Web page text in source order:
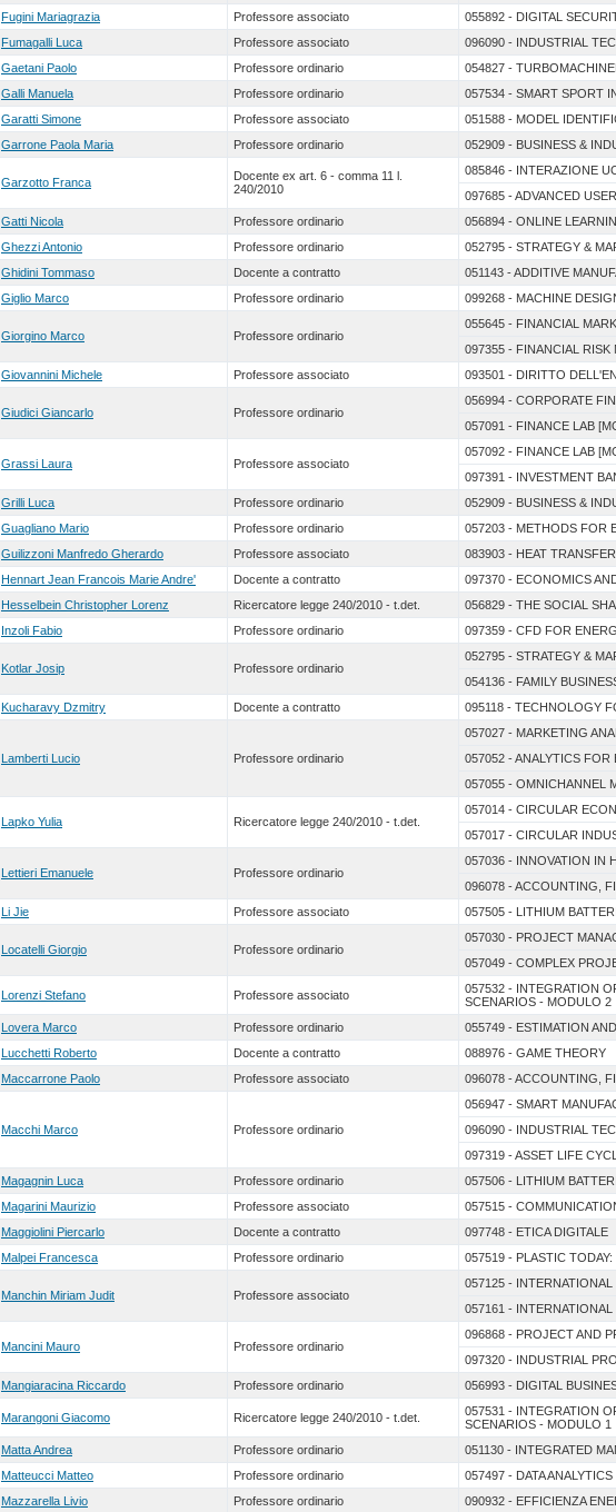
Fugini Mariagrazia
Professore associato 055892 - DIGITAL
Fumagalli Luca
Professore associato 096090 - INDUSTRIAL
Gaetani Paolo
Professore ordinario 054827 -
Galli Manuela
Professore ordinario 057534 - SMART SPORT
Garatti Simone
Professore associato 051588 - MODEL
Garrone Paola Maria
Professore ordinario 052909 - BUSINESS &
Garzotto Franca
Docente ex art. 6 - comma 11 l.
240/2010
085846 - INTERAZIONE
097685 - ADVANCED
Gatti Nicola
Professore ordinario 056894 - ONLINE
Ghezzi Antonio
Professore ordinario 052795 - STRATEGY &
Ghidini Tommaso
Docente a contratto 051143 - ADDITIVE
Giglio Marco
Professore ordinario 099268 - MACHINE
Giorgino Marco Professore ordinario
055645 - FINANCIAL
097355 - FINANCIAL RISK
Giovannini Michele
Professore associato 093501 - DIRITTO
Giudici Giancarlo Professore ordinario
056994 - CORPORATE
057091 - FINANCE LAB
Grassi Laura Professore associato
057092 - FINANCE LAB
097391 - INVESTMENT
Grilli Luca
Professore ordinario 052909 - BUSINESS &
Guagliano Mario
Professore ordinario 057203 - METHODS FOR
Guilizzoni Manfredo Gherardo
Professore associato 083903 - HEAT
Hennart Jean Francois Marie Andre'
Docente a contratto 097370 - ECONOMICS
Hesselbein Christopher Lorenz
Ricercatore legge 240/2010 - t.det. 056829 - THE SOCIAL
Inzoli Fabio
Professore ordinario 097359 - CFD FOR
Kotlar Josip Professore ordinario
052795 - STRATEGY &
054136 - FAMILY
Kucharavy Dzmitry
Docente a contratto 095118 - TECHNOLOGY
Lamberti Lucio Professore ordinario
057027 - MARKETING
057052 - ANALYTICS FOR
057055 - OMNICHANNEL
Lapko Yulia Ricercatore legge 240/2010 - t.det.
057014 - CIRCULAR
057017 - CIRCULAR
Lettieri Emanuele Professore ordinario
057036 - INNOVATION IN
096078 - ACCOUNTING,
Li Jie
Professore associato 057505 - LITHIUM
Locatelli Giorgio Professore ordinario
057030 - PROJECT
057049 - COMPLEX
Lorenzi Stefano Professore associato
057532 - INTEGRATION
SCENARIOS - MODULO 2
Lovera Marco Professore ordinario 055749 - ESTIMATION
Lucchetti Roberto
Docente a contratto 088976 - GAME THEORY
Maccarrone Paolo
Professore associato 096078 - ACCOUNTING,
Macchi Marco Professore ordinario
056947 - SMART
096090 - INDUSTRIAL
097319 - ASSET LIFE
Magagnin Luca
Professore ordinario 057506 - LITHIUM
Magarini Maurizio
Professore associato 057515 -
Maggiolini Piercarlo
Docente a contratto 097748 - ETICA DIGITALE
Malpei Francesca
Professore ordinario 057519 - PLASTIC
Manchin Miriam Judit Professore associato
057125 -
057161 -
Mancini Mauro Professore ordinario
096868 - PROJECT AND
097320 - INDUSTRIAL
Mangiaracina Riccardo
Professore ordinario 056993 - DIGITAL
Marangoni Giacomo Ricercatore legge 240/2010 - t.det.
057531 - INTEGRATION
SCENARIOS - MODULO 1
Matta Andrea Professore ordinario 051130 - INTEGRATED
Matteucci Matteo
Professore ordinario 057497 - DATA
Mazzarella Livio
Professore ordinario 090932 - EFFICIENZA